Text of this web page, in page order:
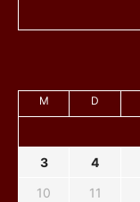
M D
3
4
10
11